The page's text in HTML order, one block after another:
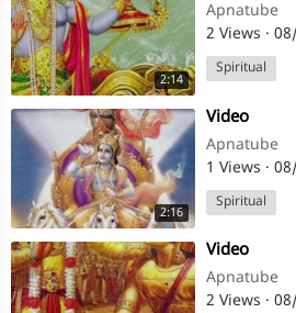
2:14
Apnatube
2 Views ·
Spiritual
2:16
⁣Video
Apnatube
1 Views ·
Spiritual
⁣Video
Apnatube
2 Views ·